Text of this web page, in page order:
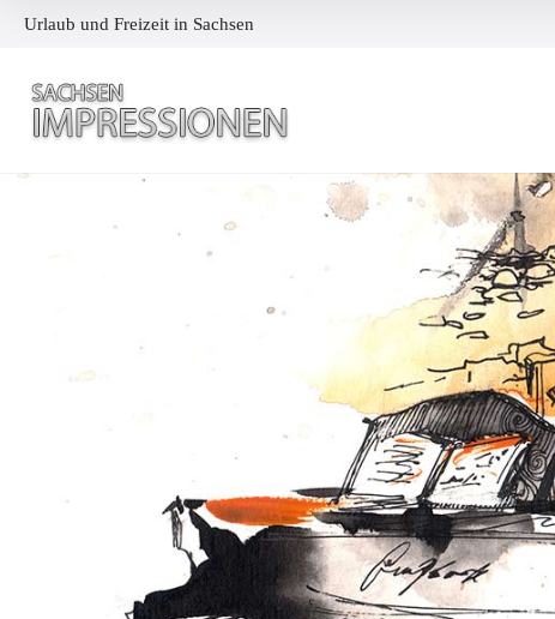
Urlaub und Freizeit in Sachsen